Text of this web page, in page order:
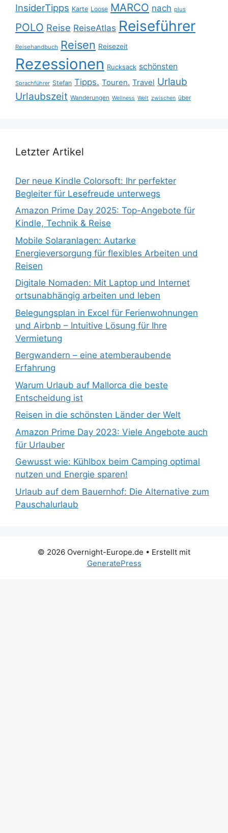
InsiderTipps Karte Loose MARCO nach plus
POLO Reise ReiseAtlas Reiseführer
Reisehandbuch Reisen Reisezeit
Rezessionen Rucksack schönsten
Sprachführer Stefan Tipps. Touren. Travel Urlaub
Urlaubszeit Wanderungen Wellness Welt zwischen über
Letzter Artikel
Der neue Kindle Colorsoft: Ihr perfekter
Begleiter für Lesefreude unterwegs
Amazon Prime Day 2025: Top-Angebote für
Kindle, Technik & Reise
Mobile Solaranlagen: Autarke
Energieversorgung für flexibles Arbeiten und
Reisen
Digitale Nomaden: Mit Laptop und Internet
ortsunabhängig arbeiten und leben
Belegungsplan in Excel für Ferienwohnungen
und Airbnb – Intuitive Lösung für Ihre
Vermietung
Bergwandern – eine atemberaubende
Erfahrung
Warum Urlaub auf Mallorca die beste
Entscheidung ist
Reisen in die schönsten Länder der Welt
Amazon Prime Day 2023: Viele Angebote auch
für Urlauber
Gewusst wie: Kühlbox beim Camping optimal
nutzen und Energie sparen!
Urlaub auf dem Bauernhof: Die Alternative zum
Pauschalurlaub
© 2026 Overnight-Europe.de • Erstellt mit
GeneratePress